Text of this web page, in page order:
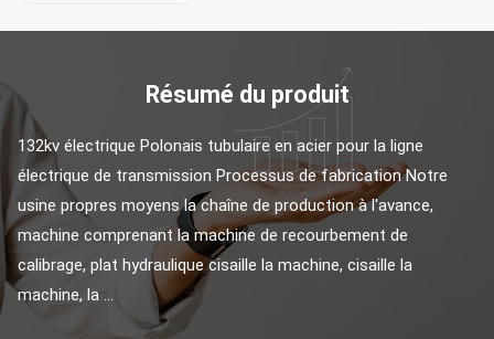
Résumé du produit
132kv électrique Polonais tubulaire en acier pour la ligne
électrique de transmission Processus de fabrication Notre
usine propres moyens la chaîne de production à l'avance,
machine comprenant la machine de recourbement de
calibrage, plat hydraulique cisaille la machine, cisaille la
machine, la ...